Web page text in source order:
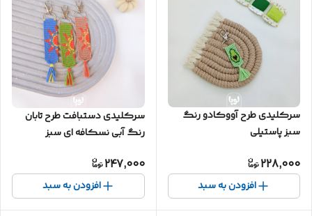
سرکلیدی طرح آووکادو رنگ
سبز پاستیلی
228,000
افزودن به سبد
سرکلیدی دستبافت طرح تابان
رنگ آبی نسکافه ای سبز
247,000
افزودن به سبد